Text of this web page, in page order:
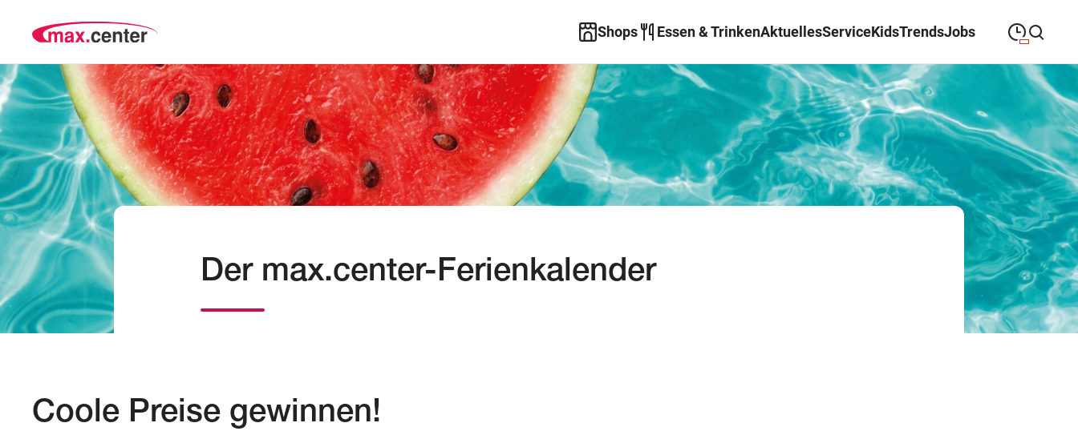
Shops Essen & TrinkenAktuellesServiceKidsTrendsJobs
Suche schließenMontag
MONTAG 19:00
Dienstag
DIENSTAG 09:00—19:00
Mittwoch
MITTWOCH 09:00 19:00
09:00—19:00
09:00—19:00
09:00— 18:00
Der max.center-Ferienkalender
Coole Preise gewinnen!